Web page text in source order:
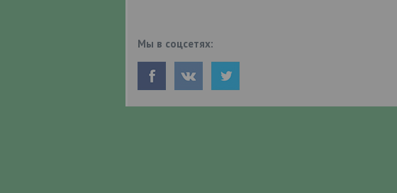
Мы в соцсетях: